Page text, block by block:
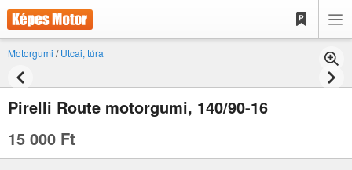
Motorgumi /Utcai, túra
Pirelli Route motorgumi, 140/90-16
15 000 Ft